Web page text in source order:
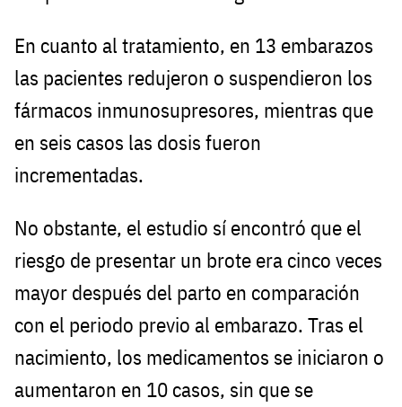
En cuanto al tratamiento, en 13 embarazos
las pacientes redujeron o suspendieron los
fármacos inmunosupresores, mientras que
en seis casos las dosis fueron
incrementadas.
No obstante, el estudio sí encontró que el
riesgo de presentar un brote era cinco veces
mayor después del parto en comparación
con el periodo previo al embarazo. Tras el
nacimiento, los medicamentos se iniciaron o
aumentaron en 10 casos, sin que se